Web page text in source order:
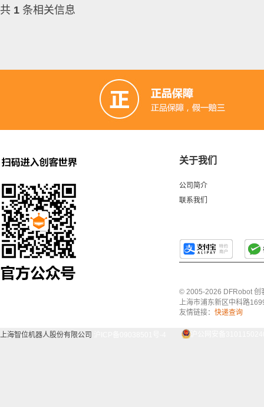
共 1 条相关信息
关于我们
公司简介
联系我们
© 2005-2026 DFRobot 创
上海市浦东新区中科路
友情链接： 快递查询
上海智位机器人股份有限公司 沪公网安备